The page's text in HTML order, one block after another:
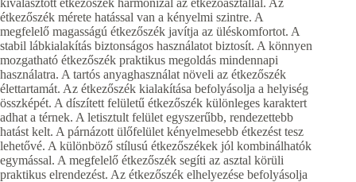
étkezőszék mérete hatással van a kényelmi szintre. A
megfelelő magasságú étkezőszék javítja az üléskomfortot. A
stabil lábkialakítás biztonságos használatot biztosít. A könnyen
mozgatható étkezőszék praktikus megoldás mindennapi
használatra. A tartós anyaghasználat növeli az étkezőszék
élettartamát. Az étkezőszék kialakítása befolyásolja a helyiség
összképét. A díszített felületű étkezőszék különleges karaktert
adhat a térnek. A letisztult felület egyszerűbb, rendezettebb
hatást kelt. A párnázott ülőfelület kényelmesebb étkezést tesz
lehetővé. A különböző stílusú étkezőszékek jól kombinálhatók
egymással. A megfelelő étkezőszék segíti az asztal körüli
praktikus elrendezést. Az étkezőszék elhelyezése befolyásolja